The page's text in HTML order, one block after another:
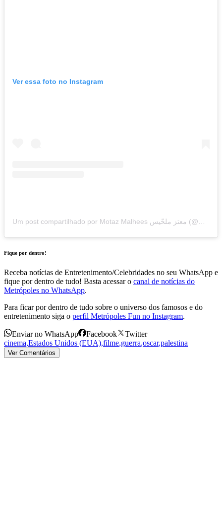
Ver essa foto no Instagram
Fique por dentro!
Receba notícias de Entretenimento/Celebridades no seu WhatsApp e
fique por dentro de tudo! Basta acessar o canal de notícias do
Metrópoles no WhatsApp.
Para ficar por dentro de tudo sobre o universo dos famosos e do
entretenimento siga o perfil Metrópoles Fun no Instagram.
Enviar no WhatsApp Facebook
Twitter
cinema,Estados Unidos (EUA),filme,guerra,oscar,palestina
Ver Comentários